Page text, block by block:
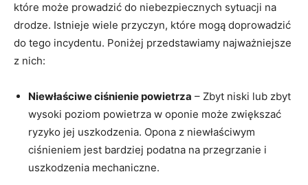
które może ⁤prowadzić do niebezpiecznych sytuacji na
drodze. Istnieje wiele przyczyn, które mogą doprowadzić
do tego incydentu.‍ Poniżej przedstawiamy najważniejsze
z⁢ nich:
Niewłaściwe ciśnienie powietrza – Zbyt niski‌ lub zbyt
wysoki poziom powietrza w oponie⁣ może zwiększać
ryzyko jej‍ uszkodzenia. Opona z niewłaściwym
ciśnieniem jest‌ bardziej podatna na przegrzanie i
uszkodzenia ‍mechaniczne.